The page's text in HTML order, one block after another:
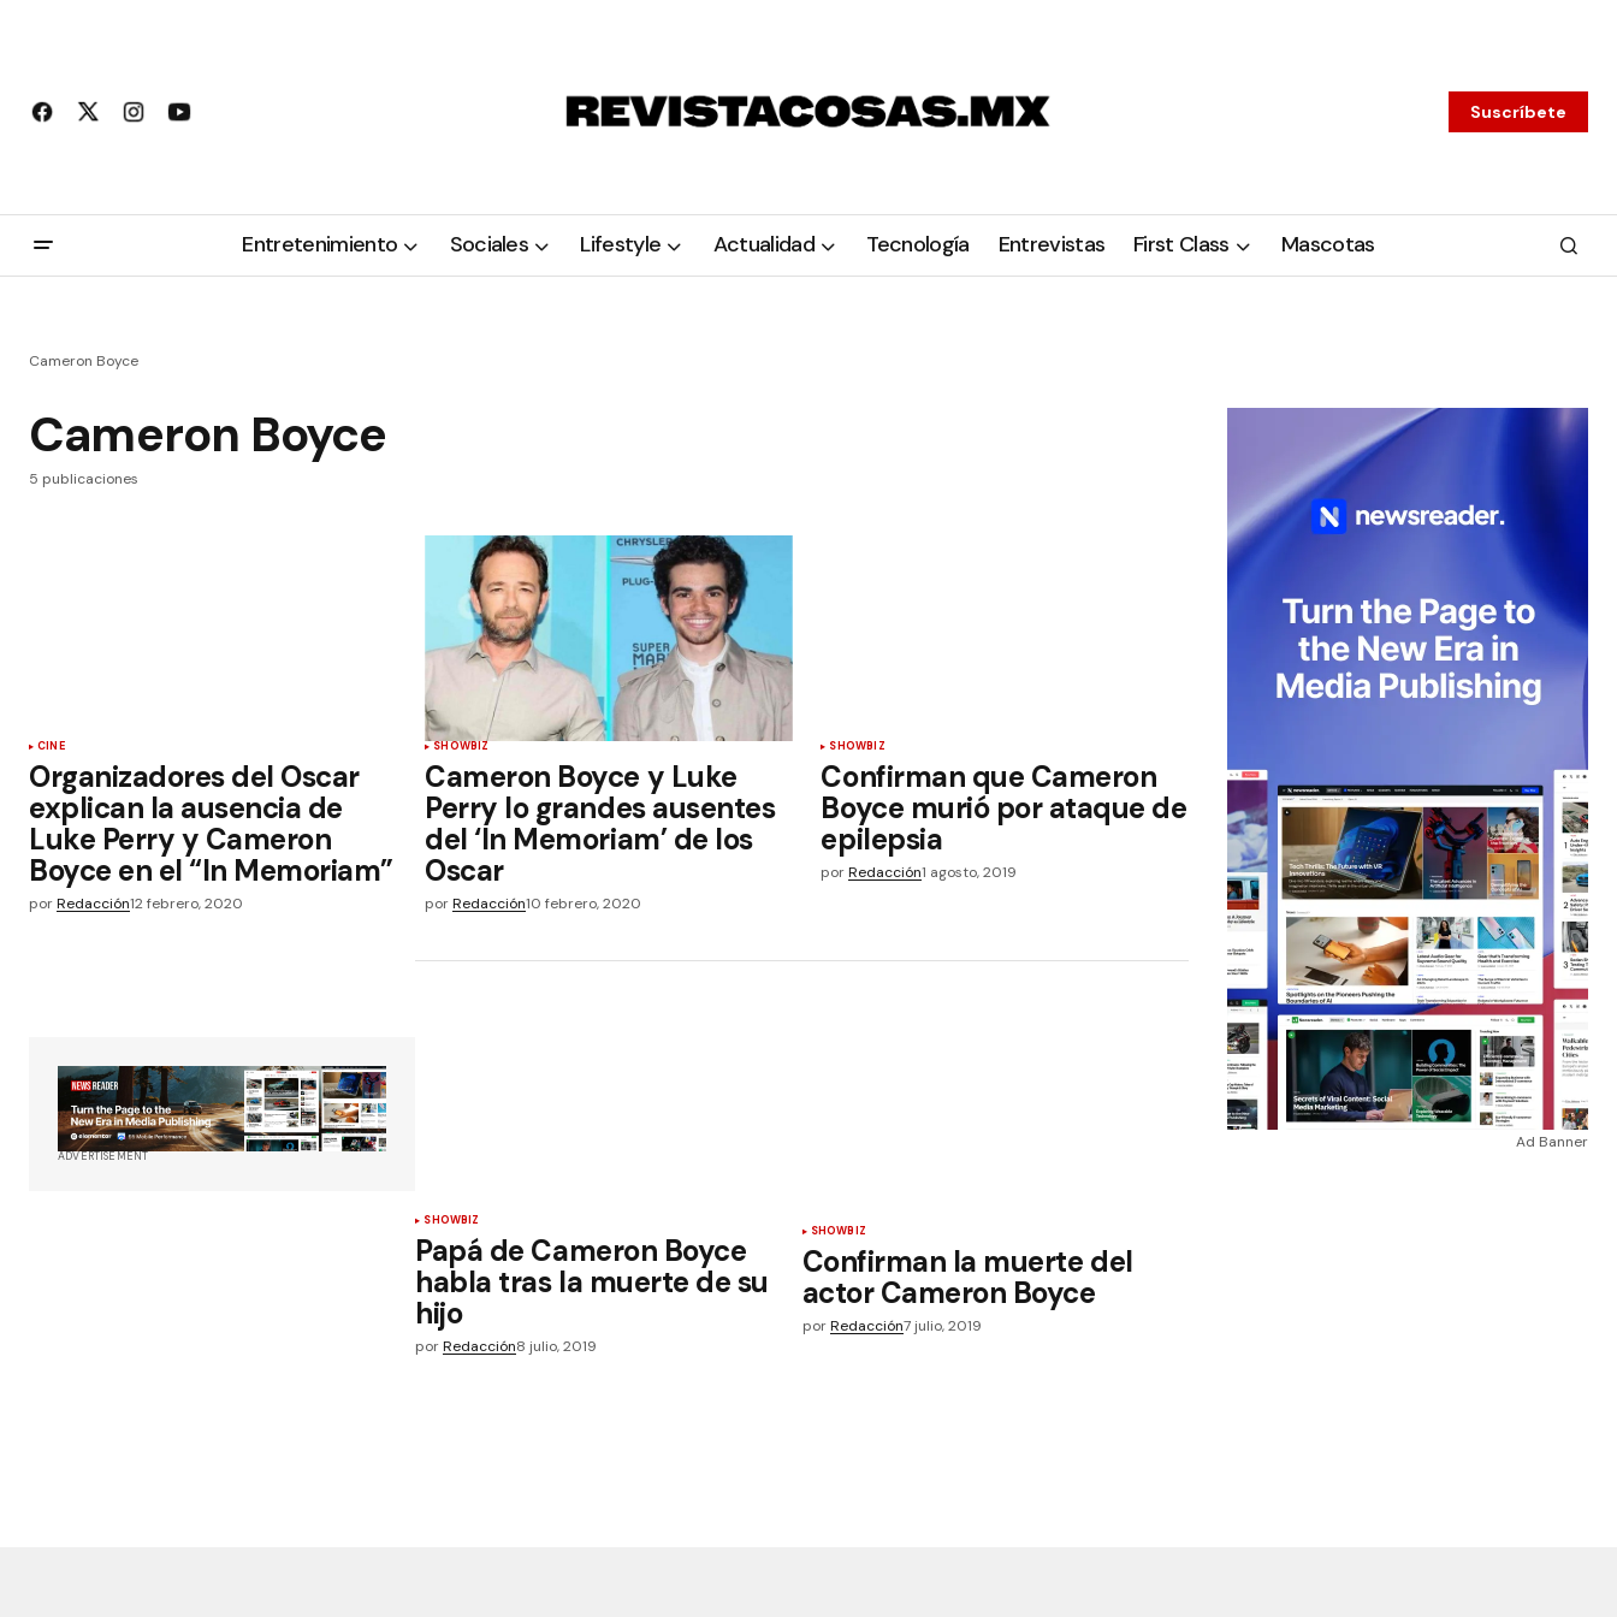
Suscríbete
Entretenimiento Sociales Lifestyle Actualidad Tecnología Entrevistas First Class Mascotas
Cameron Boyce
Cameron Boyce
5 publicaciones
CINE
Organizadores del Oscar
explican la ausencia de
Luke Perry y Cameron
Boyce en el “In Memoriam”
porRedacción12 febrero, 2020
SHOWBIZ
Cameron Boyce y Luke
Perry lo grandes ausentes
del ‘In Memoriam’ de los
Oscar
por Redacción10 febrero, 2020
SHOWBIZ
Confirman que Cameron
Boyce murió por ataque de
epilepsia
por Redacción1 agosto, 2019
ADVERTISEMENT
SHOWBIZ
Papá de Cameron Boyce
habla tras la muerte de su
hijo
por Redacción8 julio, 2019
SHOWBIZ
Confirman la muerte del
actor Cameron Boyce
por Redacción7 julio, 2019
Ad Banner